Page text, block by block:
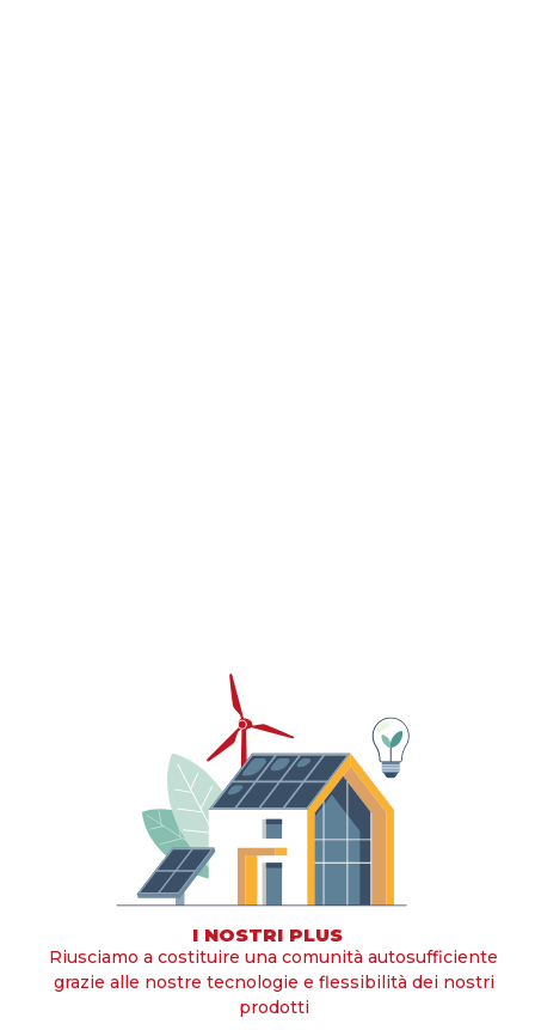
I NOSTRI PLUS
Riusciamo a costituire una comunità autosufficiente
grazie alle nostre tecnologie e flessibilità dei nostri
prodotti